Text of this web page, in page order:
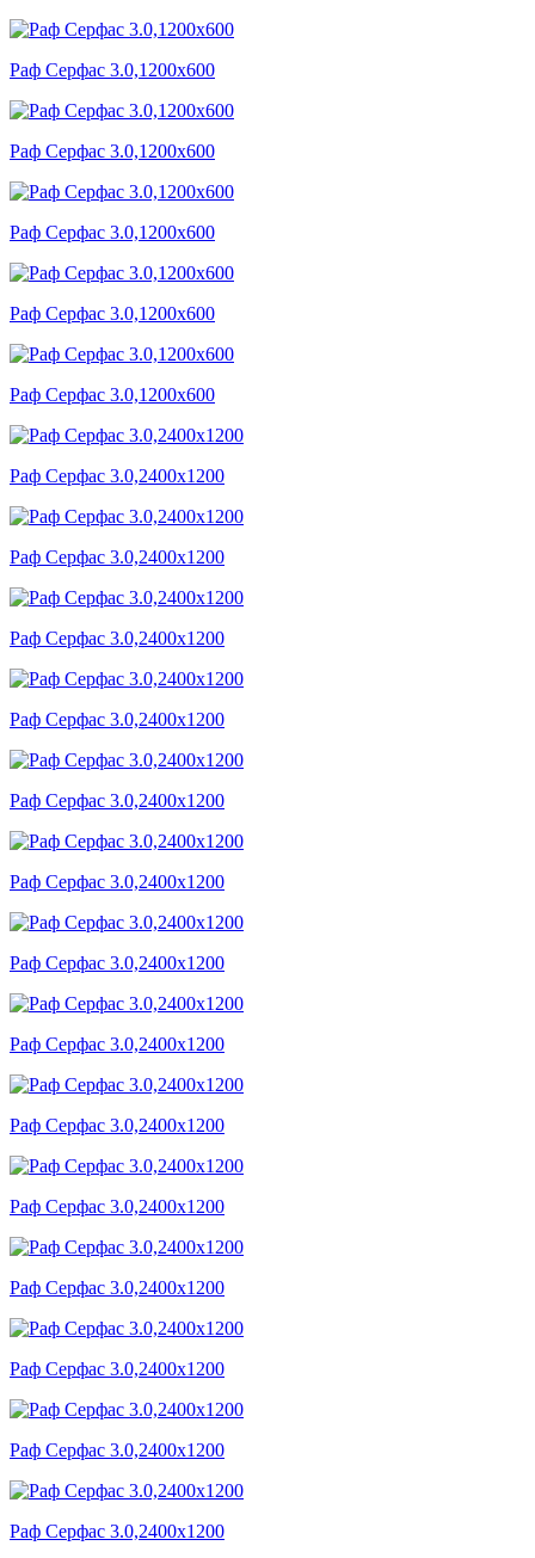
Раф Серфас 3.0,1200x600
Раф Серфас 3.0,1200x600
Раф Серфас 3.0,1200x600
Раф Серфас 3.0,1200x600
Раф Серфас 3.0,1200x600
Раф Серфас 3.0,2400x1200
Раф Серфас 3.0,2400x1200
Раф Серфас 3.0,2400x1200
Раф Серфас 3.0,2400x1200
Раф Серфас 3.0,2400x1200
Раф Серфас 3.0,2400x1200
Раф Серфас 3.0,2400x1200
Раф Серфас 3.0,2400x1200
Раф Серфас 3.0,2400x1200
Раф Серфас 3.0,2400x1200
Раф Серфас 3.0,2400x1200
Раф Серфас 3.0,2400x1200
Раф Серфас 3.0,2400x1200
Раф Серфас 3.0,2400x1200